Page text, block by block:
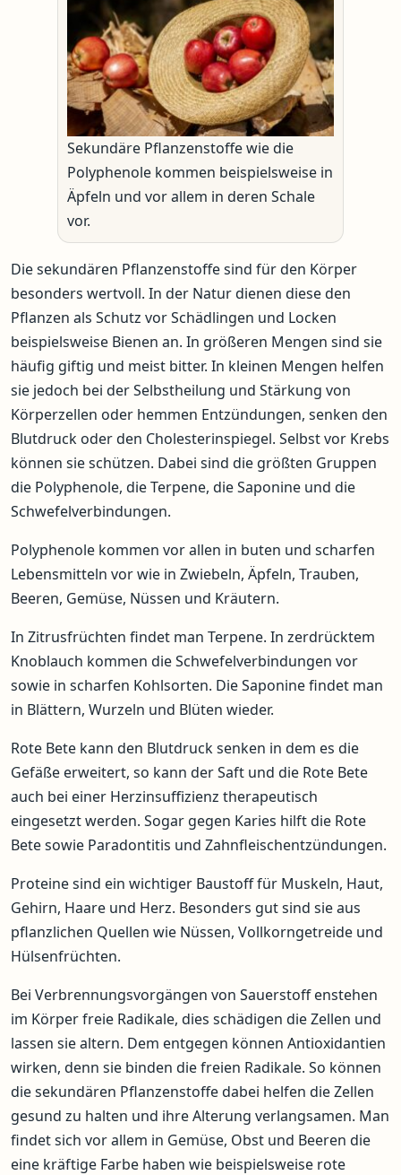
Sekundäre Pflanzenstoffe wie die
Polyphenole kommen beispielsweise in
Äpfeln und vor allem in deren Schale
vor.
Die sekundären Pflanzenstoffe sind für den Körper
besonders wertvoll. In der Natur dienen diese den
Pflanzen als Schutz vor Schädlingen und Locken
beispielsweise Bienen an. In größeren Mengen sind sie
häufig giftig und meist bitter. In kleinen Mengen helfen
sie jedoch bei der Selbstheilung und Stärkung von
Körperzellen oder hemmen Entzündungen, senken den
Blutdruck oder den Cholesterinspiegel. Selbst vor Krebs
können sie schützen. Dabei sind die größten Gruppen
die Polyphenole, die Terpene, die Saponine und die
Schwefelverbindungen.
Polyphenole kommen vor allen in buten und scharfen
Lebensmitteln vor wie in Zwiebeln, Äpfeln, Trauben,
Beeren, Gemüse, Nüssen und Kräutern.
In Zitrusfrüchten findet man Terpene. In zerdrücktem
Knoblauch kommen die Schwefelverbindungen vor
sowie in scharfen Kohlsorten. Die Saponine findet man
in Blättern, Wurzeln und Blüten wieder.
Rote Bete kann den Blutdruck senken in dem es die
Gefäße erweitert, so kann der Saft und die Rote Bete
auch bei einer Herzinsuffizienz therapeutisch
eingesetzt werden. Sogar gegen Karies hilft die Rote
Bete sowie Paradontitis und Zahnfleischentzündungen.
Proteine sind ein wichtiger Baustoff für Muskeln, Haut,
Gehirn, Haare und Herz. Besonders gut sind sie aus
pflanzlichen Quellen wie Nüssen, Vollkorngetreide und
Hülsenfrüchten.
Bei Verbrennungsvorgängen von Sauerstoff enstehen
im Körper freie Radikale, dies schädigen die Zellen und
lassen sie altern. Dem entgegen können Antioxidantien
wirken, denn sie binden die freien Radikale. So können
die sekundären Pflanzenstoffe dabei helfen die Zellen
gesund zu halten und ihre Alterung verlangsamen. Man
findet sich vor allem in Gemüse, Obst und Beeren die
eine kräftige Farbe haben wie beispielsweise rote